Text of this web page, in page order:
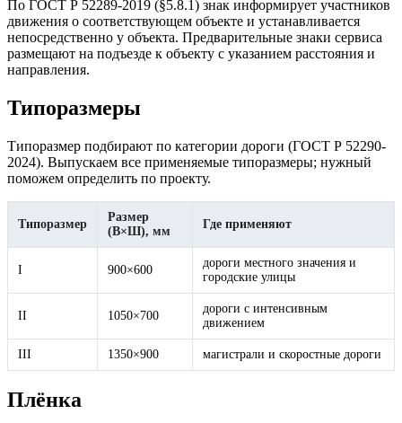
По ГОСТ Р 52289-2019 (§5.8.1) знак информирует участников
движения о соответствующем объекте и устанавливается
непосредственно у объекта. Предварительные знаки сервиса
размещают на подъезде к объекту с указанием расстояния и
направления.
Типоразмеры
Типоразмер подбирают по категории дороги (ГОСТ Р 52290-
2024). Выпускаем все применяемые типоразмеры; нужный
поможем определить по проекту.
Типоразмер
Размер
(В×Ш), мм
Где применяют
I 900×600
дороги местного значения и
городские улицы
II 1050×700
дороги с интенсивным
движением
III 1350×900 магистрали и скоростные дороги
Плёнка